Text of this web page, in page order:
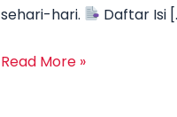
sehari-hari.
Daftar Isi
Read More »